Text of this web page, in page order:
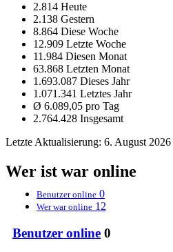
2.814 Heute
2.138 Gestern
8.864 Diese Woche
12.909 Letzte Woche
11.984 Diesen Monat
63.868 Letzten Monat
1.693.087 Dieses Jahr
1.071.341 Letztes Jahr
Ø 6.089,05 pro Tag
2.764.428 Insgesamt
Letzte Aktualisierung: 6. August
Wer ist war online
Benutzer online 0
Wer war online 12
Benutzer online 0